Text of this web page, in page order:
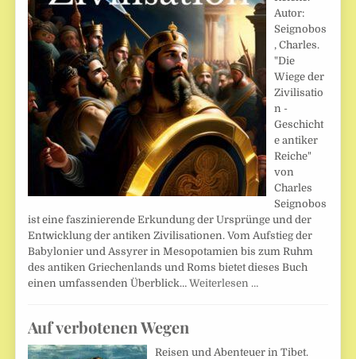
Autor:
Seignobos
, Charles.
"Die
Wiege der
Zivilisatio
n -
Geschicht
e antiker
Reiche"
von
Charles
Seignobos
ist eine faszinierende Erkundung der Ursprünge und der
Entwicklung der antiken Zivilisationen. Vom Aufstieg der
Babylonier und Assyrer in Mesopotamien bis zum Ruhm
des antiken Griechenlands und Roms bietet dieses Buch
einen umfassenden Überblick…Weiterlesen …
Auf verbotenen Wegen
Reisen und Abenteuer in Tibet.